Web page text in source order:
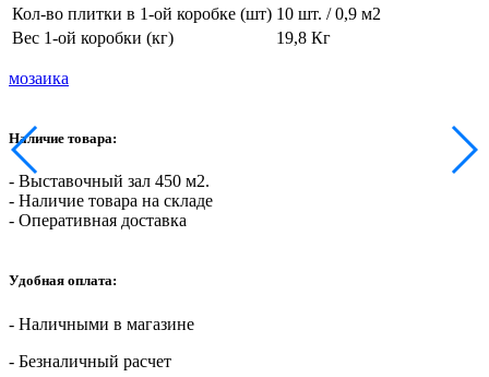
Кол-во плитки в 1-ой коробке (шт) 10 шт. / 0,9 м2
Вес 1-ой коробки (кг)
19,8 Кг
мозаика
Наличие товара:
- Выставочный зал 450 м2.
- Наличие товара на складе
- Оперативная доставка
Удобная оплата:
- Наличными в магазине
- Безналичный расчет